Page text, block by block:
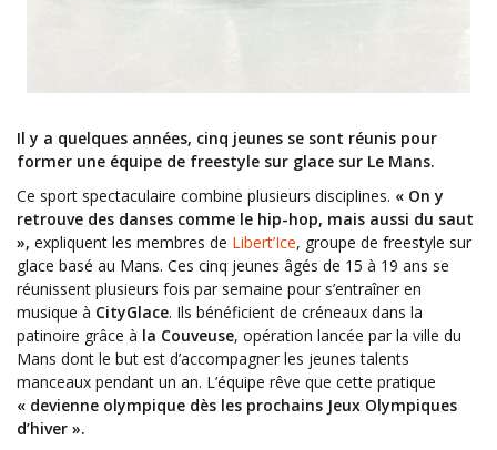
Il y a quelques années, cinq jeunes se sont réunis pour
former une équipe de freestyle sur glace sur Le Mans.
Ce sport spectaculaire combine plusieurs disciplines. « On y
retrouve des danses comme le hip-hop, mais aussi du saut
», expliquent les membres de Libert’Ice, groupe de freestyle sur
glace basé au Mans. Ces cinq jeunes âgés de 15 à 19 ans se
réunissent plusieurs fois par semaine pour s’entraîner en
musique à CityGlace. Ils bénéficient de créneaux dans la
patinoire grâce à la Couveuse, opération lancée par la ville du
Mans dont le but est d’accompagner les jeunes talents
manceaux pendant un an. L’équipe rêve que cette pratique
« devienne olympique dès les prochains Jeux Olympiques
d’hiver ».